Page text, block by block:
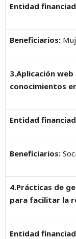
Entidad
Beneficiarios:
3.Aplicación
conocimientos
Entidad
Beneficiarios:
4.Prácticas de
para facilitar la
Entidad